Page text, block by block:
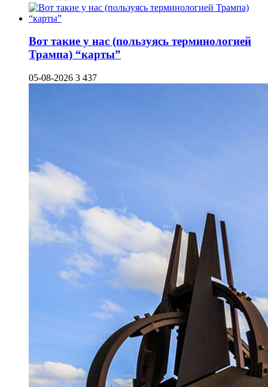
Вот такие у нас (пользуясь терминологией
Трампа) “карты”
05-08-2026 3 437